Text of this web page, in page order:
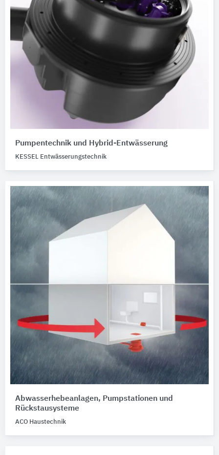
Pumpentechnik und Hybrid-Entwässerung
KESSEL Entwässerungstechnik
Abwasserhebeanlagen, Pumpstationen und
Rückstausysteme
ACO Haustechnik